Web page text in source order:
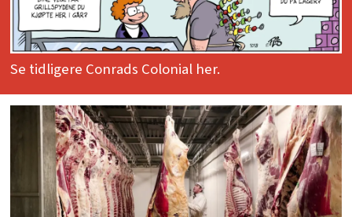
Se tidligere Conrads Colonial her.